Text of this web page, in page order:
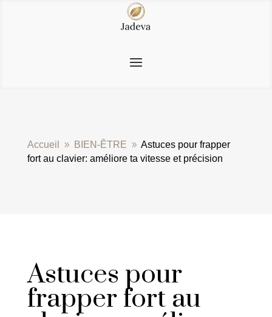
Accueil 9 BIEN-ÊTRE 9 Astuces pour frapper
fort au clavier: améliore ta vitesse et précision
Astuces pour
frapper fort au